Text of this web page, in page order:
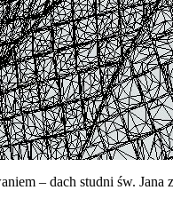
– dach studni św.